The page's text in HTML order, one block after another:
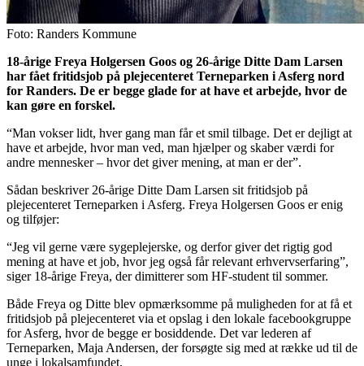
Foto: Randers Kommune
18-årige Freya Holgersen Goos og 26-årige Ditte Dam Larsen
har fået fritidsjob på plejecenteret Terneparken i Asferg nord
for Randers. De er begge glade for at have et arbejde, hvor de
kan gøre en forskel.
“Man vokser lidt, hver gang man får et smil tilbage. Det er dejligt at
have et arbejde, hvor man ved, man hjælper og skaber værdi for
andre mennesker – hvor det giver mening, at man er der”.
Sådan beskriver 26-årige Ditte Dam Larsen sit fritidsjob på
plejecenteret Terneparken i Asferg. Freya Holgersen Goos er enig
og tilføjer:
“Jeg vil gerne være sygeplejerske, og derfor giver det rigtig god
mening at have et job, hvor jeg også får relevant erhvervserfaring”,
siger 18-årige Freya, der dimitterer som HF-student til sommer.
Både Freya og Ditte blev opmærksomme på muligheden for at få et
fritidsjob på plejecenteret via et opslag i den lokale facebookgruppe
for Asferg, hvor de begge er bosiddende. Det var lederen af
Terneparken, Maja Andersen, der forsøgte sig med at række ud til de
unge i lokalsamfundet.